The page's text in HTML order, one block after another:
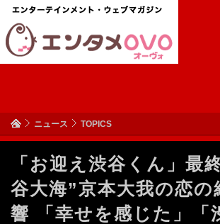
ニュース TOPICS
「お迎え渋谷くん」
谷大海”京本大我の恋の
響 「幸せを感じた」「